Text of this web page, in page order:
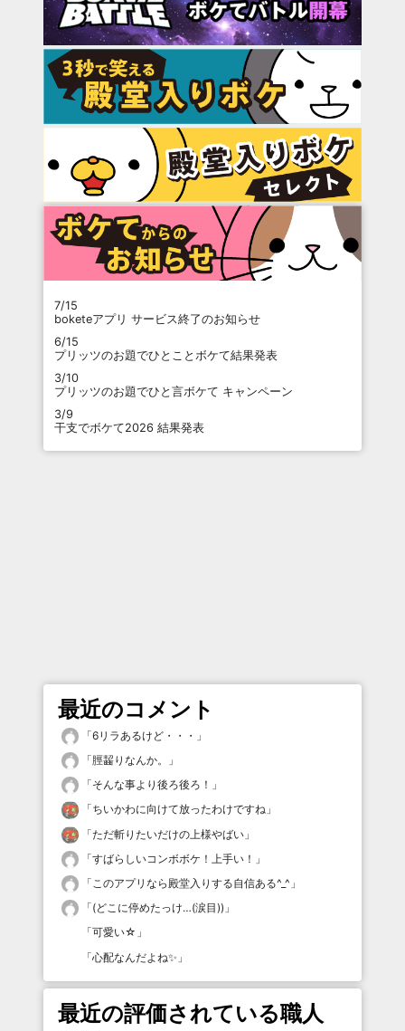
7/15
boketeアプリ サービス終了のお知らせ
6/15
プリッツのお題でひとことボケて結果発表
3/10
プリッツのお題でひと言ボケて キャンペーン
3/9
干支でボケて2026 結果発表
最近のコメント
「6リラあるけど・・・ 」
「脛齧りなんか。
」
「そんな事より後ろ後ろ！ 」
「ちいかわに向けて放ったわけですね 」
「ただ斬りたいだけの上様やばい 」
「すばらしいコンボボケ！上手い！ 」
「 このアプリなら殿堂入りする自信ある^_^ 」
「(どこに停めたっけ…(涙目)) 」
「可愛い☆ 」
「心配なんだよね✨ 」
最近の評価されている職人